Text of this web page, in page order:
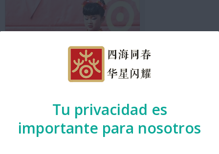
Tu privacidad es
importante para nosotros
Año Nuevo Chino con Barcelona 2019